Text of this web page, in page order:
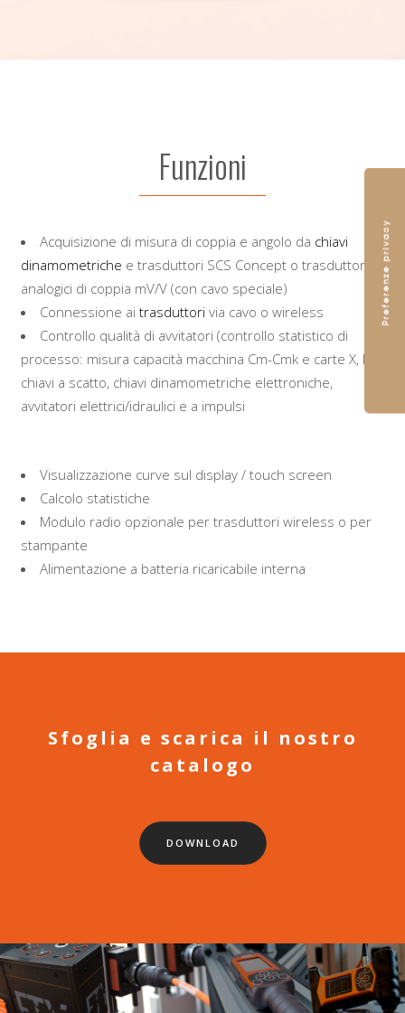
Funzioni
Acquisizione di misura di coppia e angolo da chiavi
dinamometriche e trasduttori SCS Concept o trasduttori
analogici di coppia mV/V (con cavo speciale)
Connessione ai trasduttorivia cavo o wireless
Controllo qualità di avvitatori (controllo statistico di
processo: misura capacità macchina Cm-Cmk e carte X, R):
chiavi a scatto, chiavi dinamometriche elettroniche,
avvitatori elettrici/idraulici e a impulsi
Visualizzazione curve sul display / touch screen
Calcolo statistiche
Modulo radio opzionale per trasduttori wireless o per
stampante
Alimentazione a batteria ricaricabile interna
Sfoglia e scarica il nostro
catalogo
DOWNLOAD